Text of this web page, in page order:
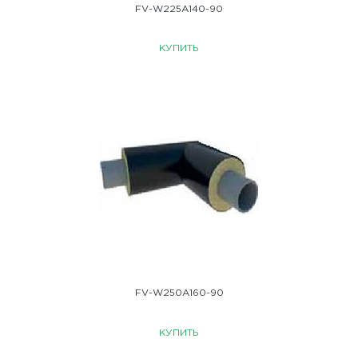
FV-W225A140-90
КУПИТЬ
FV-W250A160-90
КУПИТЬ